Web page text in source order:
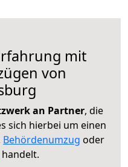
mit
von
an Partner, die
sich hierbei um einen
Behördenumzug oder
handelt.